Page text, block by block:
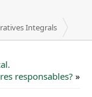
Integrals
responsables? »